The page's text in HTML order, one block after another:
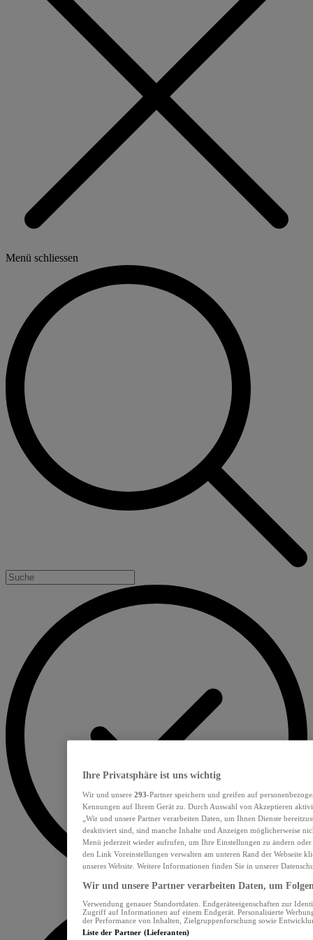
Menü schliessen
Ihre Privatsphäre ist uns wichtig
Wir und unsere 293-Partner speichern und greifen auf
Kennungen auf Ihrem Gerät zu. Durch Auswahl von Akzeptieren
„Wir und unsere Partner verarbeiten Daten, um Ihnen Dienste
deaktiviert sind, sind manche Inhalte und Anzeigen möglicherweise
Menü jederzeit wieder aufrufen, um Ihre Einstellungen zu ändern
den Link Voreinstellungen verwalten am unteren Rand der Webseite
unseres Website. Weitere Informationen finden Sie in unserer
Wir und unsere Partner verarbeiten Daten, um
Verwendung genauer Standortdaten. Endgeräteeigenschaften zur
Zugriff auf Informationen auf einem Endgerät. Personalisierte
der Performance von Inhalten, Zielgruppenforschung sowie
Liste der Partner (Lieferanten)